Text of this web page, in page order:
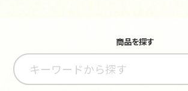
商品を探す